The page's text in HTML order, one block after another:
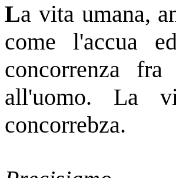
La vita umana,
come l'accua
concorrenza
all'uomo. La
concorrebza.